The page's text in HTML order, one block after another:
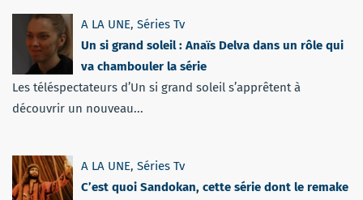
A LA UNE, Séries Tv
Un si grand soleil : Anaïs Delva dans un rôle qui
va chambouler la série
Les téléspectateurs d’Un si grand soleil s’apprêtent à
découvrir un nouveau...
A LA UNE, Séries Tv
C’est quoi Sandokan, cette série dont le remake